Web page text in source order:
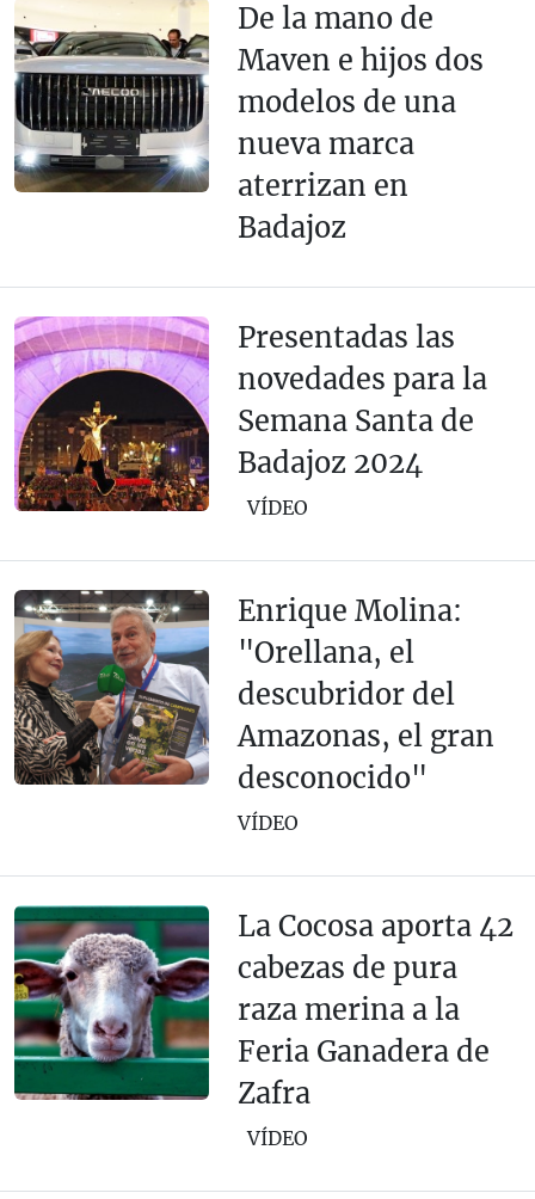
De la mano de
Maven e hijos dos
modelos de una
nueva marca
aterrizan en
Badajoz
Presentadas las
novedades para la
Semana Santa de
Badajoz 2024
VÍDEO
Enrique Molina:
"Orellana, el
descubridor del
Amazonas, el gran
desconocido"
VÍDEO
La Cocosa aporta 42
cabezas de pura
raza merina a la
Feria Ganadera de
Zafra
VÍDEO